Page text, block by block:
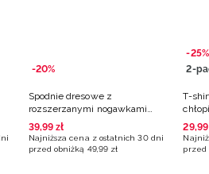
-20%
Spodnie dresowe z
rozszerzanymi nogawkami
dziewczęce - granatowe
39,99 zł
Najniższa cena z ostatnich 30 dni
przed obniżką 49,99 zł
-25%
2-
T-
29,99
przed